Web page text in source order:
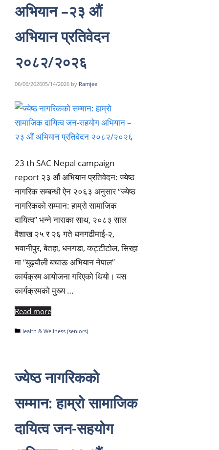
अभियान –२३ औं
अभियान प्रतिवेदन
२०८२/२०२६
06/06/202605/14/2026 by Ramjee
23 th SAC Nepal campaign
report २३ औं अभियान प्रतिवेदन: ज्येष्ठ
नागरिक सम्बन्धी ऐन २०६३ अनुसार “ज्येष्ठ
नागरिकको सम्मान: हाम्रो सामाजिक
दायित्व” भन्ने नाराका साथ, २०८३ साल
वैशाख २५ र २६ गते धनगढीमाई-२,
भवानीपुर, बेतहा, धनगडा, कट्टीटोल, सिरहा
मा “बुढ्यौली बचाऊ अभियान नेपाल”
कार्यक्रम आयोजना गरिएको थियो। यस
कार्यक्रमको मुख्य …
Read more
Categories
Health & Wellness (seniors)
ज्येष्ठ नागरिकको
सम्मान: हाम्रो सामाजिक
दायित्व जन-सहयोग